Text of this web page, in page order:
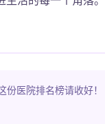
份医院排名榜请收好！